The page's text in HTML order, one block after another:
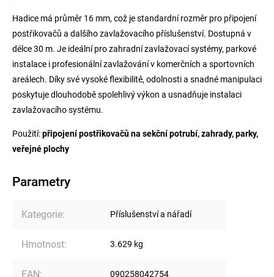
Hadice má průměr 16 mm, což je standardní rozměr pro připojení
postřikovačů a dalšího zavlažovacího příslušenství. Dostupná v
délce 30 m. Je ideální pro zahradní zavlažovací systémy, parkové
instalace i profesionální zavlažování v komerčních a sportovních
areálech. Díky své vysoké flexibilitě, odolnosti a snadné manipulaci
poskytuje dlouhodobě spolehlivý výkon a usnadňuje instalaci
zavlažovacího systému.
Použití:připojení postřikovačů na sekční potrubí, zahrady, parky,
veřejné plochy
Parametry
Kategorie: Příslušenství a nářadí
Hmotnost: 3.629 kg
EAN: 090258042754